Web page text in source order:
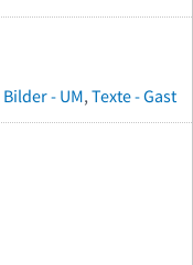
Bilder - UM, Texte - Gast